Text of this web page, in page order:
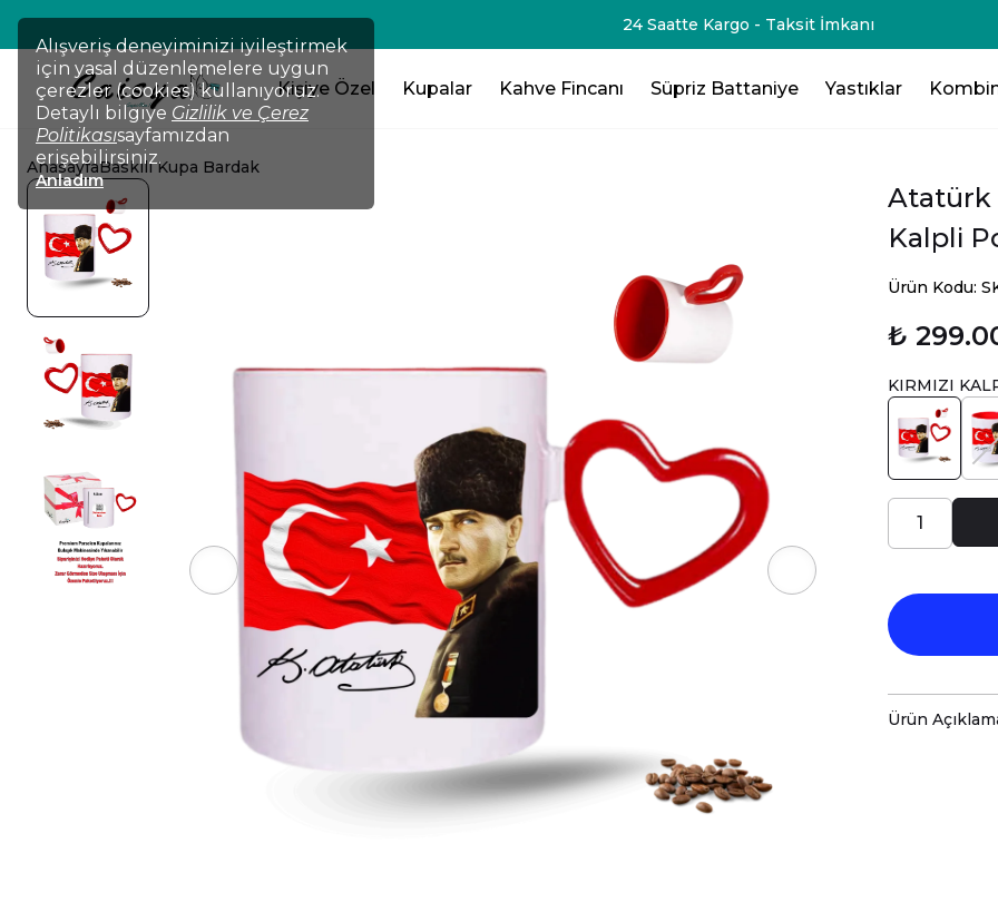
Alışveriş deneyiminizi iyileştirmek
için yasal düzenlemelere uygun
çerezler (cookies) kullanıyoruz.
Detaylı bilgiye Gizlilik ve Çerez
Politikasısayfamızdan
erişebilirsiniz.
Anladım
💸TÜM ÜRÜNLERDE !!! 2 Ürün Al -75₺💸 - 3 Ürün Al - 125₺ 💸- 4 Ürün Al -200₺ 💸- 5 Ürün Al -
Kişiye Özel Kupalar Kahve Fincanı Süpriz Battaniye Yastıklar
AnasayfaBaskılı Kupa Bardak
Atatürk
Kalpli
Ürün Kodu:
₺
KIRMIZI
Ürün